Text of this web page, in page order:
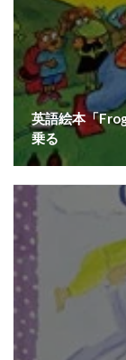
英語絵本「
乗る